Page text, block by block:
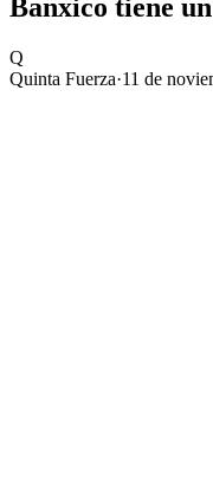
Banxico tiene
Q
Quinta Fuerza·11 de